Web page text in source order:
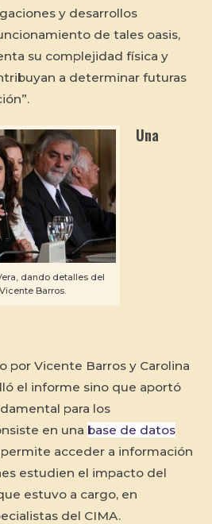
y desarrollos
de tales oasis,
su complejidad física y
a determinar futuras
dando detalles del
Barros.
Una
por Vicente Barros y Carolina
el informe sino que aportó
para los
en una base de datos
acceder a información
estudien el impacto del
estuvo a cargo, en
del CIMA.